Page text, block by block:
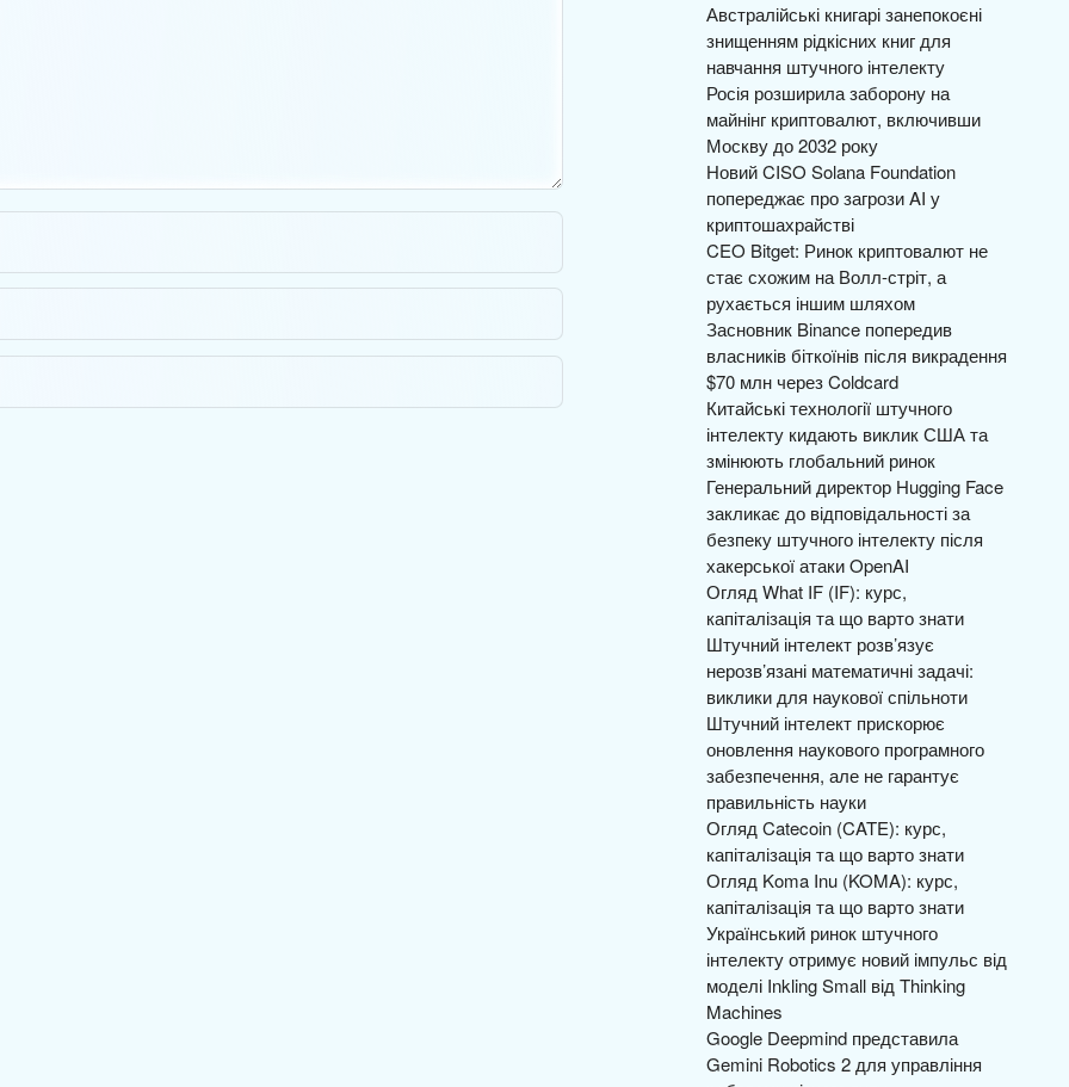
Австралійські книгарі занепокоєні
знищенням рідкісних книг для
навчання штучного інтелекту
Росія розширила заборону на
майнінг криптовалют, включивши
Москву до 2032 року
Новий CISO Solana Foundation
попереджає про загрози AI у
криптошахрайстві
CEO Bitget: Ринок криптовалют не
стає схожим на Волл-стріт, а
рухається іншим шляхом
Засновник Binance попередив
власників біткоїнів після викрадення
$70 млн через Coldcard
Китайські технології штучного
інтелекту кидають виклик США та
змінюють глобальний ринок
Генеральний директор Hugging Face
закликає до відповідальності за
безпеку штучного інтелекту після
хакерської атаки OpenAI
Огляд What IF (IF): курс,
капіталізація та що варто знати
Штучний інтелект розв’язує
нерозв’язані математичні задачі:
виклики для наукової спільноти
Штучний інтелект прискорює
оновлення наукового програмного
забезпечення, але не гарантує
правильність науки
Огляд Catecoin (CATE): курс,
капіталізація та що варто знати
Огляд Koma Inu (KOMA): курс,
капіталізація та що варто знати
Український ринок штучного
інтелекту отримує новий імпульс від
моделі Inkling Small від Thinking
Machines
Google Deepmind представила
Gemini Robotics 2 для управління